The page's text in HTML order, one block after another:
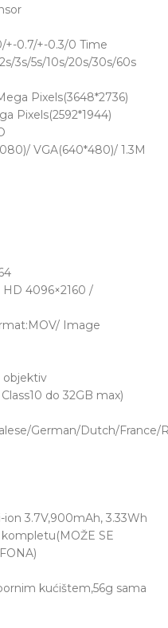
+-0.7/+-0.3/0 Time
3s/5s/10s/20s/30s/60s
Pixels(3648*2736)
Pixels(2592*1944)
VGA(640*480)/ 1.3M
HD 4096×2160 /
Image
objektiv
do 32GB max)
German/Dutch/France/
3.7V,900mAh, 3.33Wh
kompletu(MOŽE SE
kućištem,56g sama